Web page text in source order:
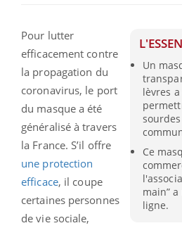
Un
lèvres
Ce
main”
ligne.
Pour lutter
efficacement contre
la propagation du
coronavirus, le port
du masque a été
généralisé à travers
la France. S’il offre
une protection
efficace, il coupe
certaines personnes
de vie sociale,